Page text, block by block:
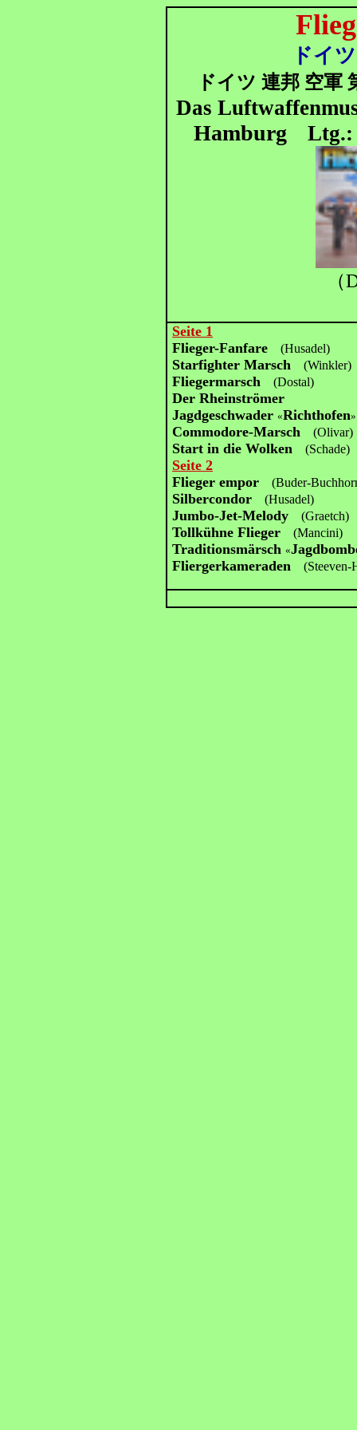
ドイ
ドイツ 連邦 空軍
Das
Hamburg Ltg.:
Seite 1
Flieger-Fanfare (Husadel)
Starfighter Marsch (Winkler)
Fliegermarsch (Dostal)
Der Rheinströmer
Jagdgeschwader«Richthofen»
Commodore-Marsch (Olivar)
Start in die Wolken (Schade)
Seite 2
Flieger empor
(Buder-
Silbercondor (Husadel)
Jumbo-Jet-Melody (Graetch)
Tollkühne Flieger (Mancini)
Traditionsmärsch«
Fliergerkameraden (Steeven-